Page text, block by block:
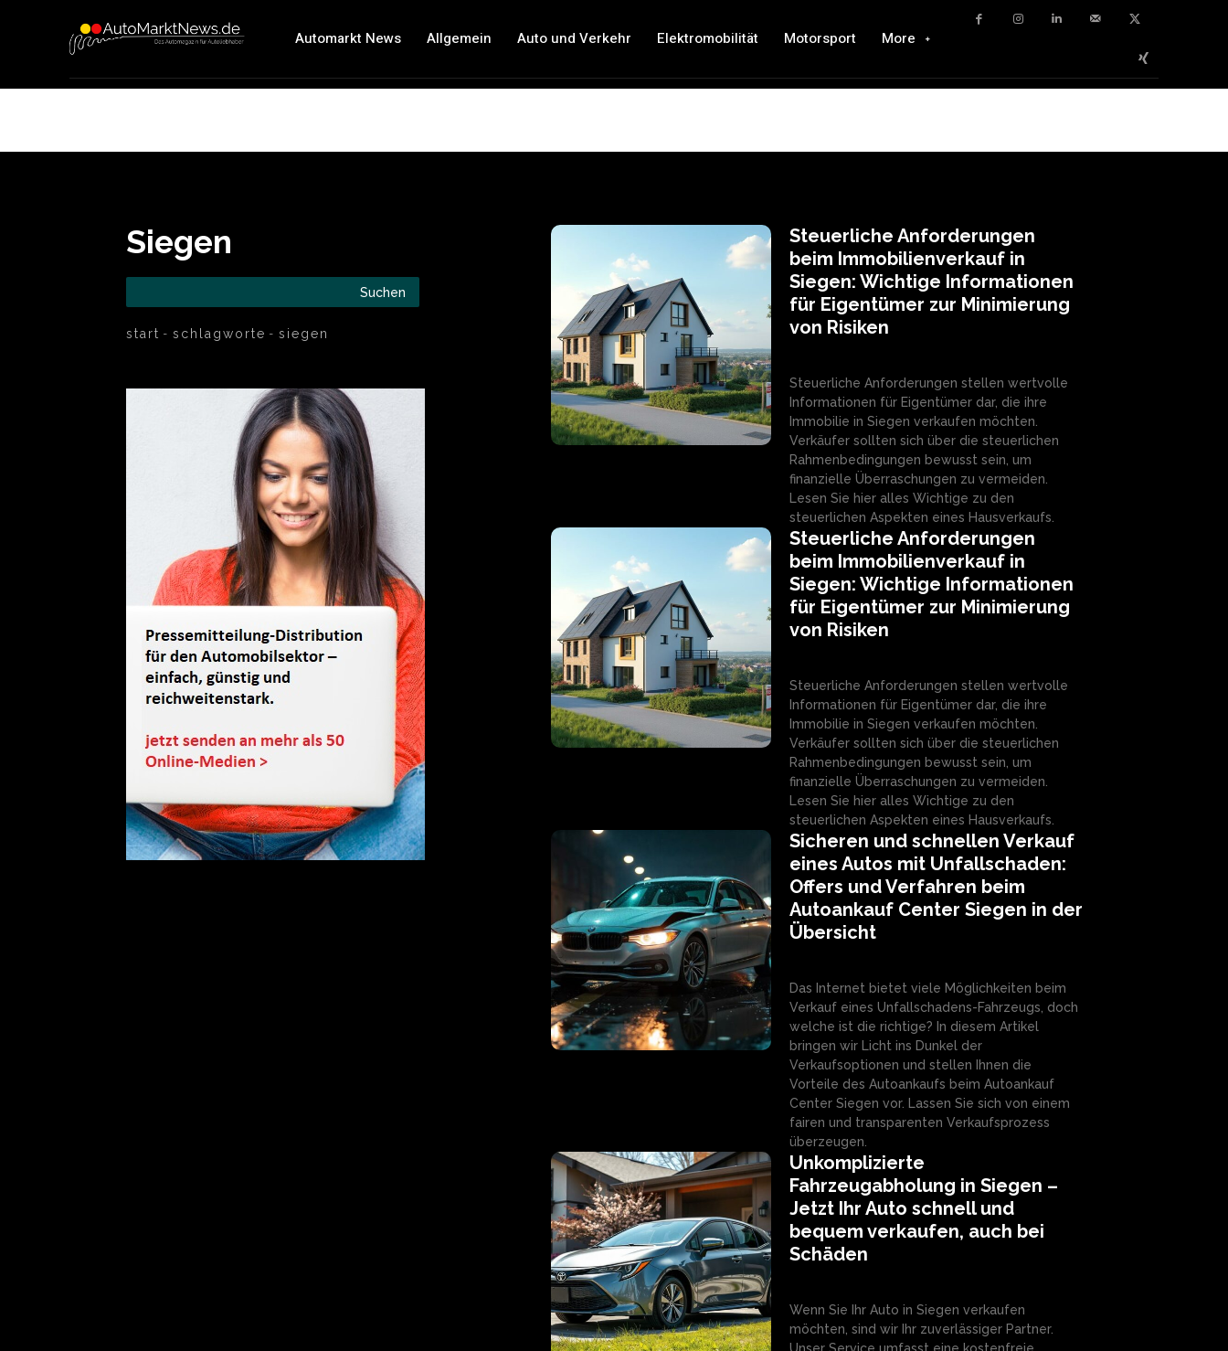
Automarkt News Allgemein Auto und Verkehr Elektromobilität Motorsport More
Siegen
Suchen
start schlagworte siegen
Steuerliche Anforderungen
beim Immobilienverkauf in
Siegen: Wichtige Informationen
für Eigentümer zur Minimierung
von Risiken
Steuerliche Anforderungen stellen wertvolle
Informationen für Eigentümer dar, die ihre
Immobilie in Siegen verkaufen möchten.
Verkäufer sollten sich über die steuerlichen
Rahmenbedingungen bewusst sein, um
finanzielle Überraschungen zu vermeiden.
Lesen Sie hier alles Wichtige zu den
steuerlichen Aspekten eines Hausverkaufs.
Steuerliche Anforderungen
beim Immobilienverkauf in
Siegen: Wichtige Informationen
für Eigentümer zur Minimierung
von Risiken
Steuerliche Anforderungen stellen wertvolle
Informationen für Eigentümer dar, die ihre
Immobilie in Siegen verkaufen möchten.
Verkäufer sollten sich über die steuerlichen
Rahmenbedingungen bewusst sein, um
finanzielle Überraschungen zu vermeiden.
Lesen Sie hier alles Wichtige zu den
steuerlichen Aspekten eines Hausverkaufs.
Sicheren und schnellen Verkauf
eines Autos mit Unfallschaden:
Offers und Verfahren beim
Autoankauf Center Siegen in der
Übersicht
Das Internet bietet viele Möglichkeiten beim
Verkauf eines Unfallschadens-Fahrzeugs, doch
welche ist die richtige? In diesem Artikel
bringen wir Licht ins Dunkel der
Verkaufsoptionen und stellen Ihnen die
Vorteile des Autoankaufs beim Autoankauf
Center Siegen vor. Lassen Sie sich von einem
fairen und transparenten Verkaufsprozess
überzeugen.
Unkomplizierte
Fahrzeugabholung in Siegen –
Jetzt Ihr Auto schnell und
bequem verkaufen, auch bei
Schäden
Wenn Sie Ihr Auto in Siegen verkaufen
möchten, sind wir Ihr zuverlässiger Partner.